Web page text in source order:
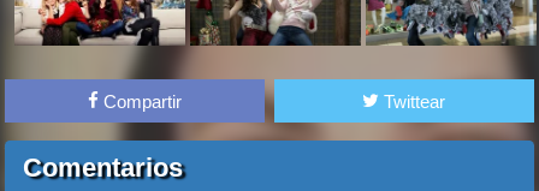
Compartir Twittear
Comentarios